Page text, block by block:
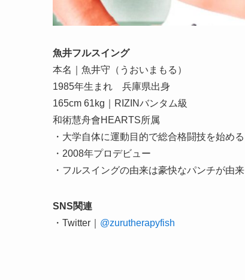
魚井フルスイング
本名｜魚井守（うおいまもる）
1985年生まれ 兵庫県出身
165cm 61kg｜RIZINバンタム級
和術慧舟會HEARTS所属
・大学自体に運動目的で総合格闘技を始める
・2008年プロデビュー
・フルスイングの由来は豪快なパンチが由来
SNS関連
・Twitter｜ @zurutherapyfish